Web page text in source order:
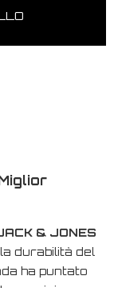
& JONES
durabilità del
ha puntato